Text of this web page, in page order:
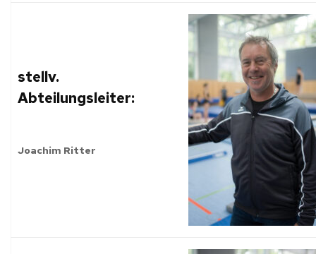
stellv.
Abteilungsleiter:
Joachim Ritter